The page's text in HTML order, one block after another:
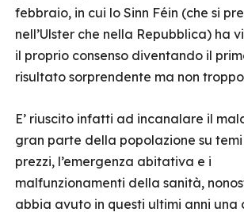
febbraio, in cui lo Sinn Féin (che si
nell’Ulster che nella Repubblica) ha
il proprio consenso diventando il
risultato sorprendente ma non
E’ riuscito infatti ad incanalare il
gran parte della popolazione su
prezzi, l’emergenza abitativa e i
malfunzionamenti della sanità,
abbia avuto in questi ultimi anni una